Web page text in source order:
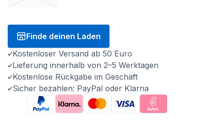
Finde deinen Laden
Kostenloser Versand ab 50 Euro
Lieferung innerhalb von 2–5 Werktagen
Kostenlose Rückgabe im Geschäft
Sicher bezahlen: PayPal oder Klarna